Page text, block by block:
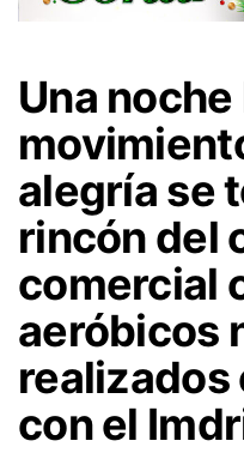
Una
alegría se
rincón del
comercial
aeróbicos
realizados
con el